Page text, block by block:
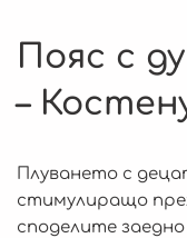
Пояс с
–
Плуването с
стимулиращо
споделите